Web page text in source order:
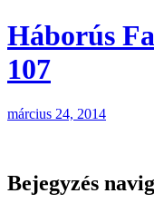
Háborús
107
március 24, 2014
Bejegyzés